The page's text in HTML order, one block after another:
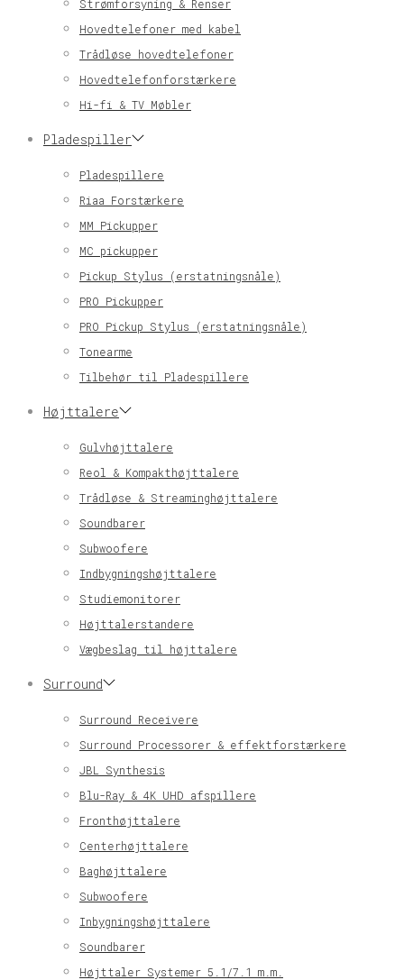
Strømforsyning & Renser
Hovedtelefoner med kabel
Trådløse hovedtelefoner
Hovedtelefonforstærkere
Hi-fi & TV Møbler
Pladespiller
Pladespillere
Riaa Forstærkere
MM Pickupper
MC pickupper
Pickup Stylus (erstatningsnåle)
PRO Pickupper
PRO Pickup Stylus (erstatningsnåle)
Tonearme
Tilbehør til Pladespillere
Højttalere
Gulvhøjttalere
Reol & Kompakthøjttalere
Trådløse & Streaminghøjttalere
Soundbarer
Subwoofere
Indbygningshøjttalere
Studiemonitorer
Højttalerstandere
Vægbeslag til højttalere
Surround
Surround Receivere
Surround Processorer & effektforstærkere
JBL Synthesis
Blu-Ray & 4K UHD afspillere
Fronthøjttalere
Centerhøjttalere
Baghøjttalere
Subwoofere
Inbygningshøjttalere
Soundbarer
Højttaler Systemer 5.1/7.1 m.m.